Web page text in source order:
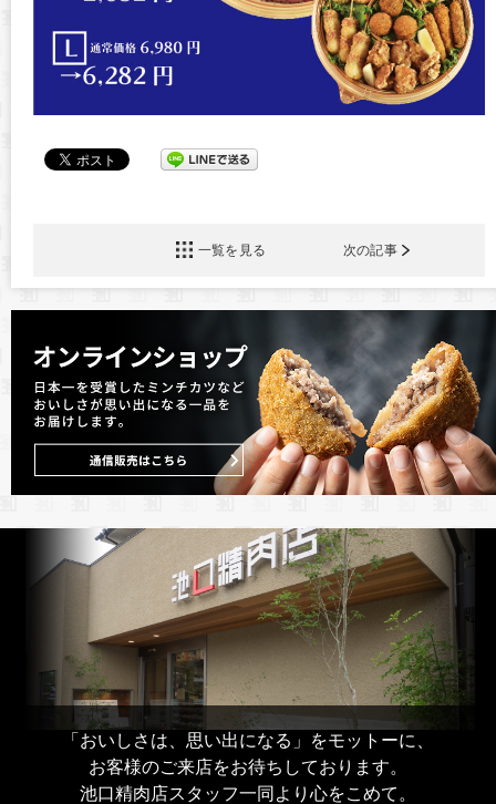
一覧を見る 次の記事
「おいしさは、思い出になる」をモットーに、
お客様のご来店をお待ちしております。
池口精肉店スタッフ一同より心をこめて。